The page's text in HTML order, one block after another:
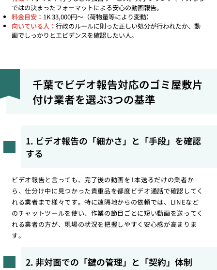
ではの決まったフォーマットによる安心の動画報告。
料金目安： 1K 33,000円〜（荷物量等により変動）
向いている人： 行政のルールに則った正しい処分が行われたか、動
画でしっかりとエビデンスを確認したい人。
千葉でビデオ報告対応のゴミ屋敷片
付け業者を選ぶ3つの基準
1. ビデオ報告の「細かさ」と「手段」を確認
する
ビデオ報告と言っても、完了後の動画を1本送るだけの業者か
ら、仕分け中に見つかった貴重品を都度ビデオ通話で確認してく
れる業者まで様々です。特に遠隔地からの依頼では、LINEなど
のチャットツールを使い、作業の節目ごとに短い動画を送ってく
れる業者の方が、現場の状況を把握しやすく安心感が高まりま
す。
2. 非対面での「鍵の管理」と「契約」体制